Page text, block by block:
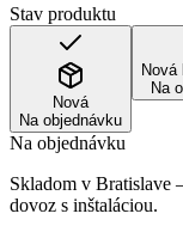
Stav produktu
Nová
Na objednávku
Nová
Na
Na objednávku
Skladom v Bratislave
dovoz s inštaláciou.